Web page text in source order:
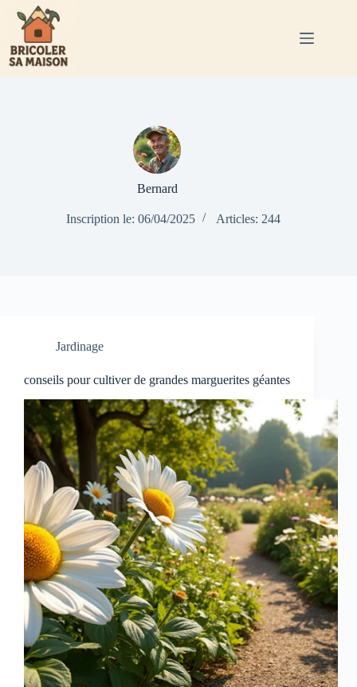
contenu
Bernard
Inscription le: 06/04/2025 Articles: 244
Jardinage
conseils pour cultiver de grandes marguerites géantes